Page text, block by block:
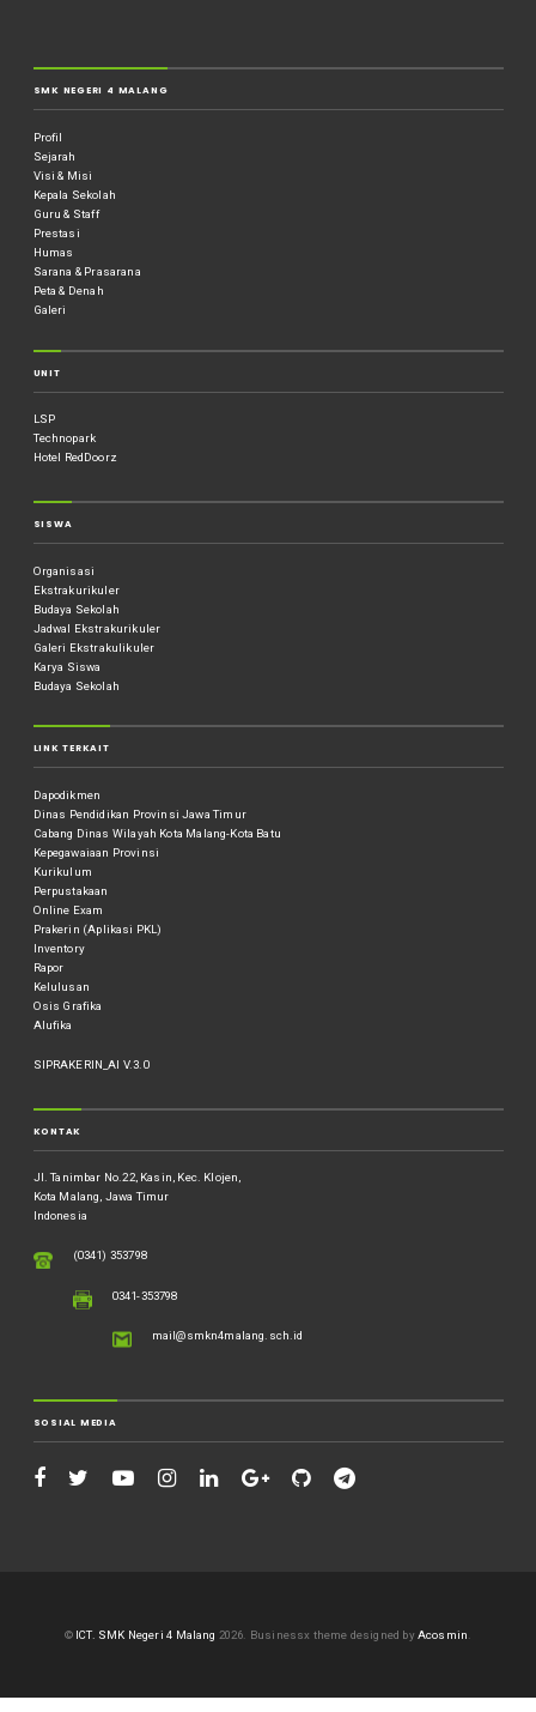
SMK NEGERI 4 MALANG
Profil
Sejarah
Visi & Misi
Kepala Sekolah
Guru & Staff
Prestasi
Humas
Sarana & Prasarana
Peta & Denah
Galeri
UNIT
LSP
Technopark
Hotel RedDoorz
SISWA
Organisasi
Ekstrakurikuler
Budaya Sekolah
Jadwal Ekstrakurikuler
Galeri Ekstrakulikuler
Karya Siswa
Budaya Sekolah
LINK TERKAIT
Dapodikmen
Dinas Pendidikan Provinsi Jawa Timur
Cabang Dinas Wilayah Kota Malang-Kota Batu
Kepegawaiaan Provinsi
Kurikulum
Perpustakaan
Online Exam
Prakerin (Aplikasi PKL)
Inventory
Rapor
Kelulusan
Osis Grafika
Alufika
SIPRAKERIN_AI V.3.0
KONTAK
Jl. Tanimbar No.22, Kasin, Kec. Klojen,
Kota Malang, Jawa Timur
Indonesia
(0341) 353798
0341-353798
mail@smkn4malang.sch.id
SOSIAL MEDIA
© ICT. SMK Negeri 4 Malang 2026. Businessx theme designed byAcosmin